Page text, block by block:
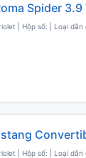
Spider
| Hộp số: | Loại
| Hộp số: | Loại